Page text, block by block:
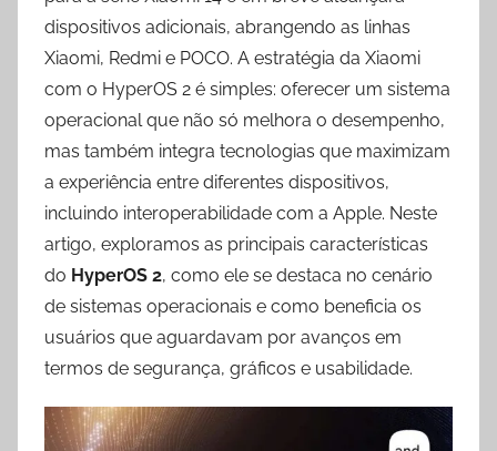
dispositivos adicionais, abrangendo as linhas
Xiaomi, Redmi e POCO. A estratégia da Xiaomi
com o HyperOS 2 é simples: oferecer um sistema
operacional que não só melhora o desempenho,
mas também integra tecnologias que maximizam
a experiência entre diferentes dispositivos,
incluindo interoperabilidade com a Apple. Neste
artigo, exploramos as principais características
do HyperOS 2, como ele se destaca no cenário
de sistemas operacionais e como beneficia os
usuários que aguardavam por avanços em
termos de segurança, gráficos e usabilidade.